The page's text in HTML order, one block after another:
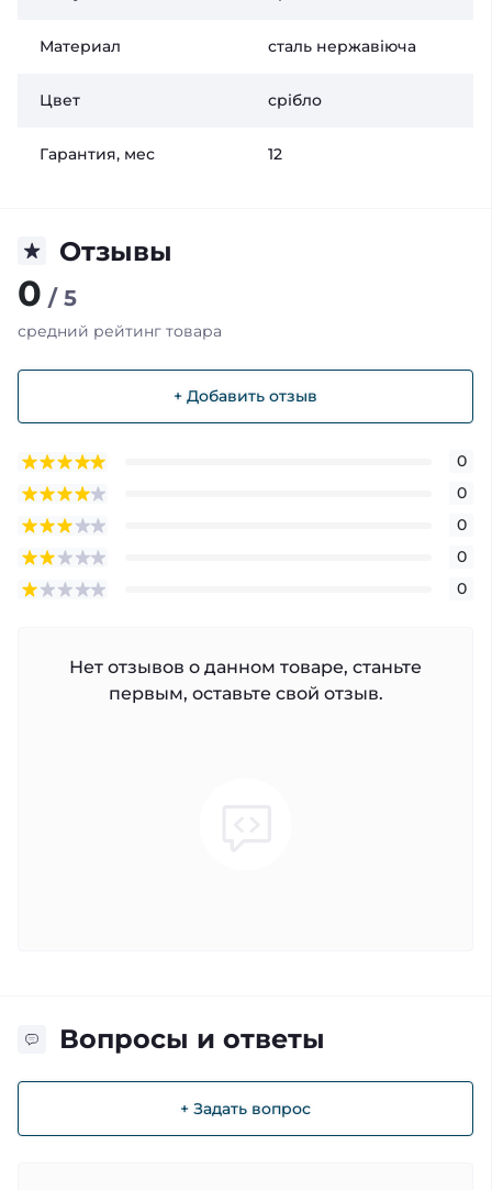
Материал сталь нержавіюча
Цвет срібло
Гарантия, мес 12
Отзывы
0 / 5
средний рейтинг товара
+ Добавить отзыв
0
0
0
0
0
Нет отзывов о данном товаре, станьте
первым, оставьте свой отзыв.
Вопросы и ответы
+ Задать вопрос